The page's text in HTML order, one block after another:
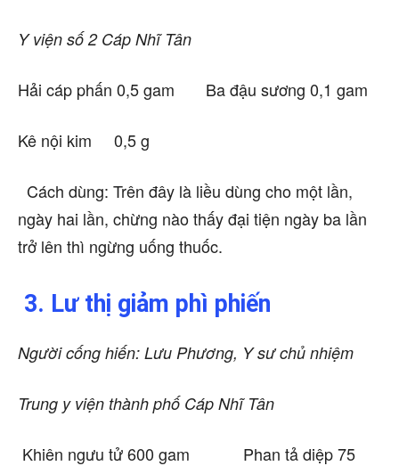
Y viện số 2 Cáp Nhĩ Tân
Hải cáp phấn 0,5 gam Ba đậu sương 0,1 gam
Kê nội kim 0,5 g
Cách dùng: Trên đây là liều dùng cho một lần,
ngày hai lần, chừng nào thấy đại tiện ngày ba lần
trở lên thì ngừng uống thuốc.
3. Lư thị giảm phì phiến
Người cống hiến: Lưu Phương, Y sư chủ nhiệm
Trung y viện thành phố Cáp Nhĩ Tân
Khiên ngưu tử 600 gam Phan tả diệp 75